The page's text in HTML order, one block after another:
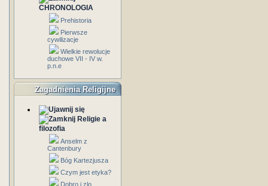
CHRONOLOGIA
Prehistoria
Pierwsze
cywilizacje
Wielkie rewolucje
duchowe VII - IV w.
p.n.e
Zagadnienia Religijne
Religie a
filozofia
Anselm z
Cantenbury
Bóg Kartezjusza
Czym jest etyka?
Dobro i zlo